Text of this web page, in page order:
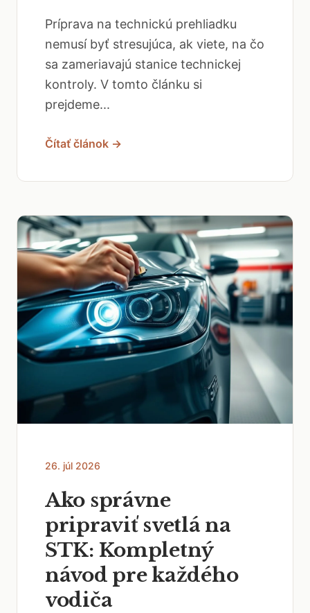
Príprava na technickú prehliadku
nemusí byť stresujúca, ak viete, na čo
sa zameriavajú stanice technickej
kontroly. V tomto článku si
prejdeme...
Čítať článok →
26. júl 2026
Ako správne
pripraviť svetlá na
STK: Kompletný
návod pre každého
vodiča